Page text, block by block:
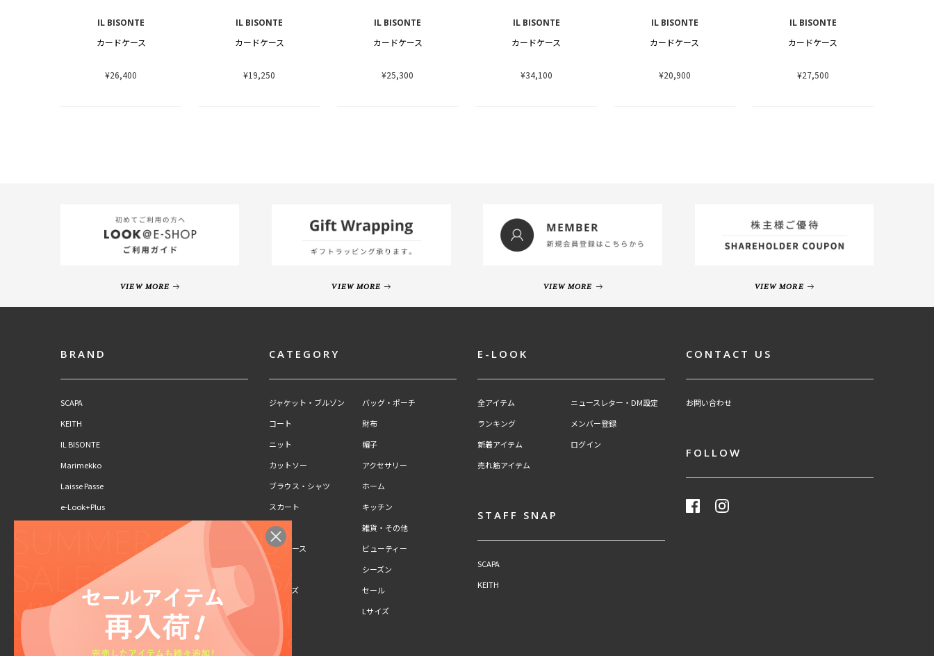
IL BISONTE
カードケース
¥26,400
IL BISONTE
カードケース
¥19,250
IL BISONTE
カードケース
¥25,300
IL BISONTE
カードケース
¥34,100
IL BISONTE
カードケース
¥20,900
IL BISONTE
カードケース
¥27,500
VIEW MORE VIEW MORE VIEW MORE VIEW MORE
BRAND
SCAPA
KEITH
IL BISONTE
Marimekko
Laisse Passe
e-Look+Plus
KEITH Lサイズ
CATEGORY
ジャケット・ブルゾン
コート
ニット
カットソー
ブラウス・シャツ
スカート
パンツ
ワンピース
キッズ
シューズ
バッグ・ポーチ
財布
帽子
アクセサリー
ホーム
キッチン
雑貨・その他
ビューティー
シーズン
セール
Lサイズ
E-LOOK
全アイテム
ランキング
新着アイテム
売れ筋アイテム
ニュースレター・DM設定
メンバー登録
ログイン
CONTACT US
お問い合わせ
FOLLOW
STAFF SNAP
SCAPA
KEITH